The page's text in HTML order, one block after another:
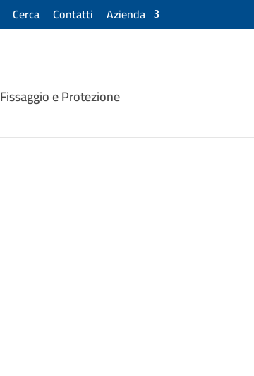
Cerca Contatti Azienda
Fissaggio e Protezione